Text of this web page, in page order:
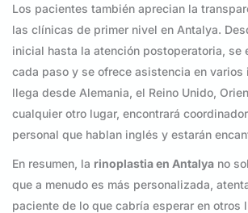
Los pacientes también aprecian la
las clínicas de primer nivel en Antalya.
inicial hasta la atención postoperatoria, se
cada paso y se ofrece asistencia en varios
llega desde Alemania, el Reino Unido,
cualquier otro lugar, encontrará
personal que hablan inglés y estarán
En resumen, la rinoplastia en Antalya no
que a menudo es más personalizada,
paciente de lo que cabría esperar en otros